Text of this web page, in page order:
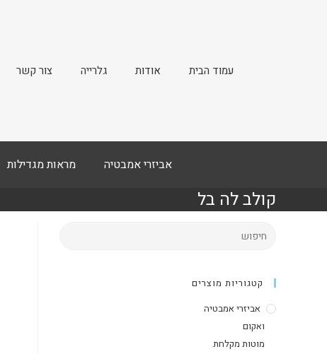
עמוד הבית אודות גלרייה צור קשר
אביזרי אמבטיה מראות מגדילות
קולב לה בל
קטגוריות מוצרים
אביזרי אמבטיה
ואקום
מוטות מקלחת